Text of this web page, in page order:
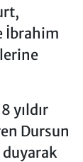
İbrahim
yıldır
Dursun
duyarak